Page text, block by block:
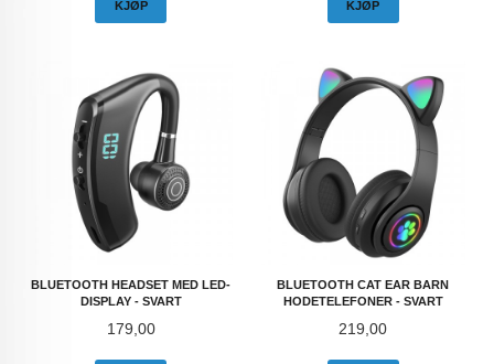
KJØP KJØP
BLUETOOTH HEADSET MED LED-
DISPLAY - SVART
Pris
179,00
BLUETOOTH CAT EAR BARN
HODETELEFONER - SVART
Pris
219,00